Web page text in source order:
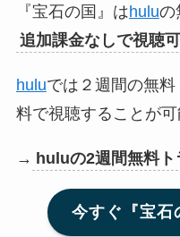
『宝石の国』はhuluの
追加課金なしで視聴
huluでは２週間の無
料で視聴することが可
→ huluの2週間無料ト
今すぐ『宝